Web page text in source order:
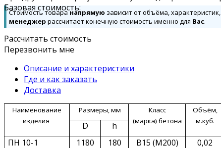
Базовая стоимость:
Стоимость товаранапрямую зависит от объёма,
менеджер рассчитает конечную стоимость именно для Вас.
Рассчитать стоимость
Перезвонить мне
Описание и характеристики
Где и как заказать
Доставка
Наименование
изделия
Размеры, мм
Класс
(марка) бетона
Объём,
м.куб.
D
h
ПН 10-1
1180 180 В15 (М200) 0,02